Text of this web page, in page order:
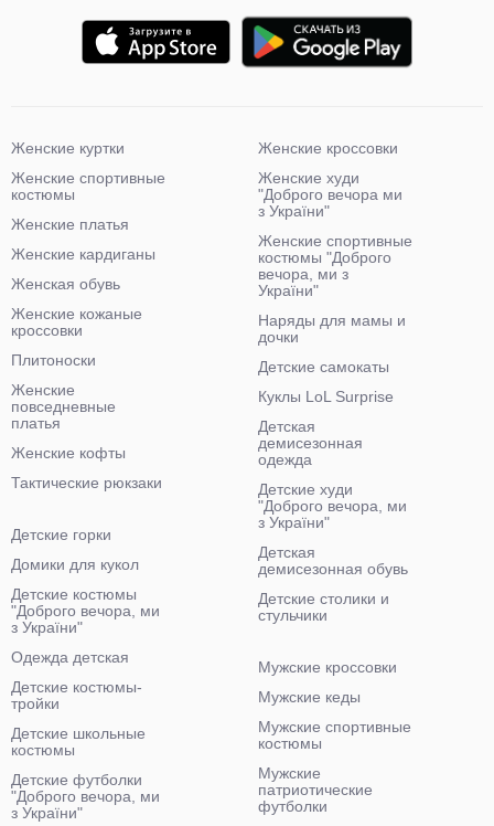
Женские куртки
Женские спортивные
костюмы
Женские платья
Женские кардиганы
Женская обувь
Женские кожаные
кроссовки
Плитоноски
Женские
повседневные
платья
Женские кофты
Тактические рюкзаки
Женские кроссовки
Женские худи
"Доброго вечора ми
з України"
Женские спортивные
костюмы "Доброго
вечора, ми з
України"
Наряды для мамы и
дочки
Детские самокаты
Куклы LoL Surprise
Детская
демисезонная
одежда
Детские худи
"Доброго вечора, ми
з України"
Детская
демисезонная обувь
Детские столики и
стульчики
Детские горки
Домики для кукол
Детские костюмы
"Доброго вечора, ми
з України"
Одежда детская
Детские костюмы-
тройки
Детские школьные
костюмы
Детские футболки
"Доброго вечора, ми
з України"
Мужские кроссовки
Мужские кеды
Мужские спортивные
костюмы
Мужские
патриотические
футболки